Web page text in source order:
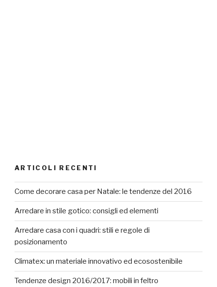
ARTICOLI RECENTI
Come decorare casa per Natale: le tendenze del 2016
Arredare in stile gotico: consigli ed elementi
Arredare casa con i quadri: stili e regole di
posizionamento
Climatex: un materiale innovativo ed ecosostenibile
Tendenze design 2016/2017: mobili in feltro